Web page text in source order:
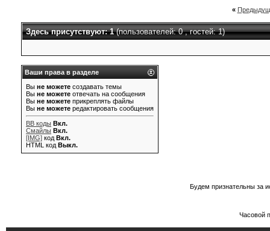
«
Здесь присутствуют: 1(пользователей: 0 , гостей: 1)
Ваши права в разделе
Вы не можете создавать темы
Вы не можете отвечать на сообщения
Вы не можете прикреплять файлы
Вы не можете редактировать сообщения
BB коды Вкл.
Смайлы Вкл.
[IMG] код Вкл.
HTML код Выкл.
Будем признательны за
Часовой